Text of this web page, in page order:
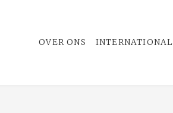
OVER ONS INTERNATIONAL